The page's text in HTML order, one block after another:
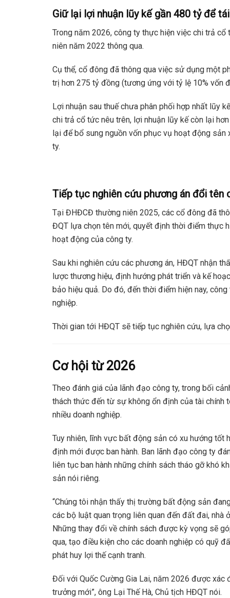
Giữ lại lợi nhuận lũy kế gần 480 tỷ để
Trong năm 2026, công ty thực hiện việc chi trả
niên năm 2022 thông qua.
Cụ thể, cổ đông đã thông qua việc sử dụng một
trị hơn 275 tỷ đồng (tương ứng với tỷ lệ 10% vốn
Lợi nhuận sau thuế chưa phân phối hợp nhất lũy
chi trả cổ tức nêu trên, lợi nhuận lũy kế còn lại
lại để bổ sung nguồn vốn phục vụ hoạt động
ty.
Tiếp tục nghiên cứu phương án đổi tên
Tại ĐHĐCĐ thường niên 2025, các cổ đông đã
ĐQT lựa chọn tên mới, quyết định thời điểm thực
hoạt động của công ty.
Sau khi nghiên cứu các phương án, HĐQT nhận
lược thương hiệu, định hướng phát triển và kế
bảo hiệu quả. Do đó, đến thời điểm hiện nay,
nghiệp.
Thời gian tới HĐQT sẽ tiếp tục nghiên cứu, lựa
Cơ hội từ 2026
Theo đánh giá của lãnh đạo công ty, trong bối
thách thức đến từ sự không ổn định của tài chính
nhiều doanh nghiệp.
Tuy nhiên, lĩnh vực bất động sản có xu hướng tốt
định mới được ban hành. Ban lãnh đạo công ty
liên tục ban hành những chính sách tháo gỡ khó
sản nói riêng.
“Chúng tôi nhận thấy thị trường bất động sản
các bộ luật quan trọng liên quan đến đất đai,
Những thay đổi về chính sách được kỳ vọng sẽ
qua, tạo điều kiện cho các doanh nghiệp có quỹ
phát huy lợi thế cạnh tranh.
Đối với Quốc Cường Gia Lai, năm 2026 được xác
trưởng mới”, ông Lại Thế Hà, Chủ tịch HĐQT nói.